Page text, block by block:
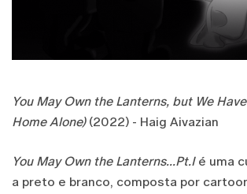
You May Own the Lanterns, but We
Home Alone)(2022) - Haig Aivazian
You May Own the Lanterns...Pt.I é uma
a preto e branco, composta por